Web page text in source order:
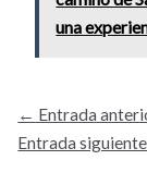
una
← Entrada
Entrada siguiente